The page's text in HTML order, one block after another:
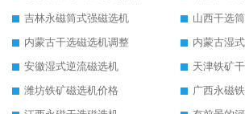
吉林永磁筒式强磁选机
山西干选
内蒙古干选磁选机调整
内蒙古湿
安徽湿式逆流磁选机
天津铁矿
潍坊铁矿磁选机价格
广西永磁